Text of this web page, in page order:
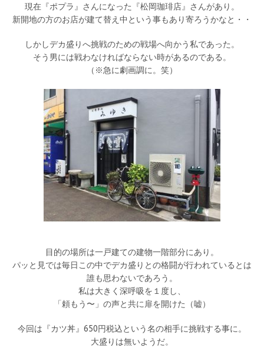
現在『ポプラ』さんになった『松岡珈琲店』さんがあり。
新開地の方のお店が建て替え中という事もあり寄ろうかなと・・
しかしデカ盛りへ挑戦のための戦場へ向かう私であった。
そう男には戦わなければならない時があるのである。
（※急に劇画調に。笑）
目的の場所は一戸建ての建物一階部分にあり。
パッと見では毎日この中でデカ盛りとの格闘が行われているとは
誰も思わないであろう。
私は大きく深呼吸を１度し、
「頼もう〜」の声と共に扉を開けた（嘘）
今回は『カツ丼』650円税込という名の相手に挑戦する事に。
大盛りは無いようだ。